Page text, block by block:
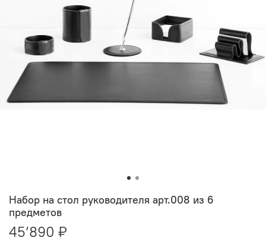
Набор на стол руководителя арт.008 из 6
предметов
45’890 ₽